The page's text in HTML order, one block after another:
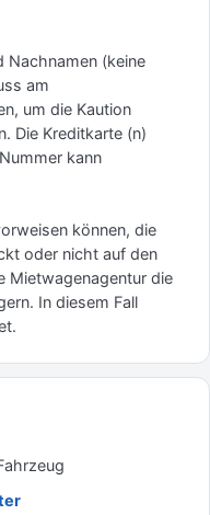
Nachnamen (keine
am
um die Kaution
Die Kreditkarte (n)
kann
können, die
oder nicht auf den
Mietwagenagentur die
In diesem Fall